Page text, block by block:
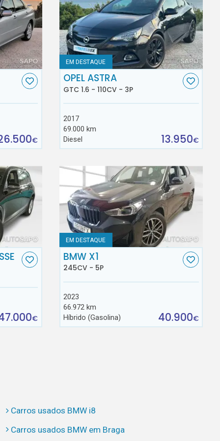
€
EM DESTAQUE
OPEL ASTRA
GTC 1.6 - 110CV - 3P
2017
69.000 km
Diesel
13.950€
€
EM DESTAQUE
BMW X1
245CV - 5P
2023
66.972 km
Híbrido (Gasolina)
40.900€
Carros usados BMW i8
Carros usados BMW em Braga